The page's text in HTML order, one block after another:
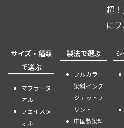
超
に
サイズ・種類
で選ぶ
マフラータ
オル
フェイスタ
オル
製法で選ぶ
フルカラー
染料インク
ジェットプ
リント
中国製染料